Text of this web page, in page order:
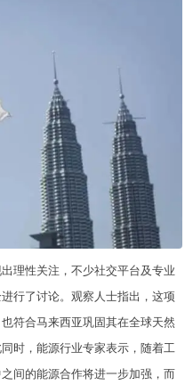
理性关注，不少社交平台及专业
行了讨论。观察人士指出，这项
符合马来西亚巩固其在全球天然
时，能源行业专家表示，随着工
间的能源合作将进一步加强，而